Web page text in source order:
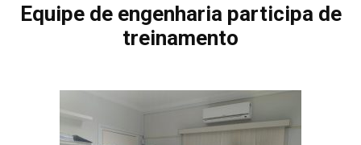
Equipe de engenharia participa de
treinamento